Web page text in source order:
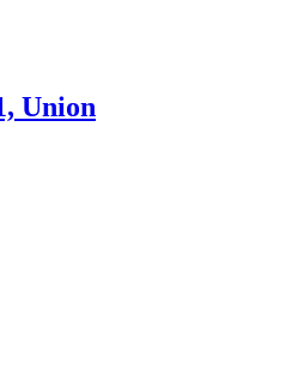
Union